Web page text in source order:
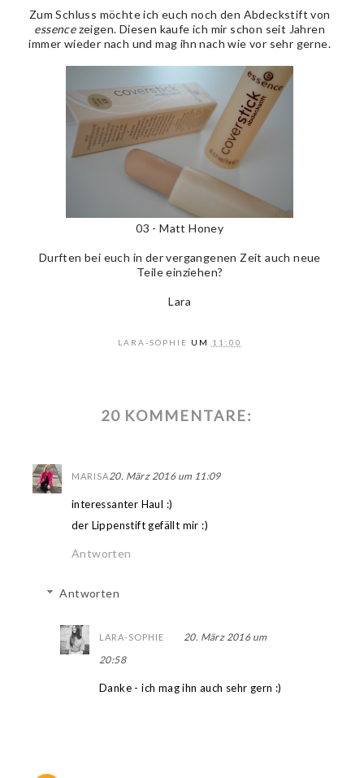
Zum Schluss möchte ich euch noch den Abdeckstift von
essencezeigen. Diesen kaufe ich mir schon seit Jahren
immer wieder nach und mag ihn nach wie vor sehr gerne.
03 - Matt Honey
Durften bei euch in der vergangenen Zeit auch neue
Teile einziehen?
Lara
LARA-SOPHIE UM 11:00
20 KOMMENTARE:
MARISA20. März 2016 um 11:09
interessanter Haul :)
der Lippenstift gefällt mir :)
Antworten
Antworten
LARA-SOPHIE
20. März 2016 um
20:58
Danke - ich mag ihn auch sehr gern :)